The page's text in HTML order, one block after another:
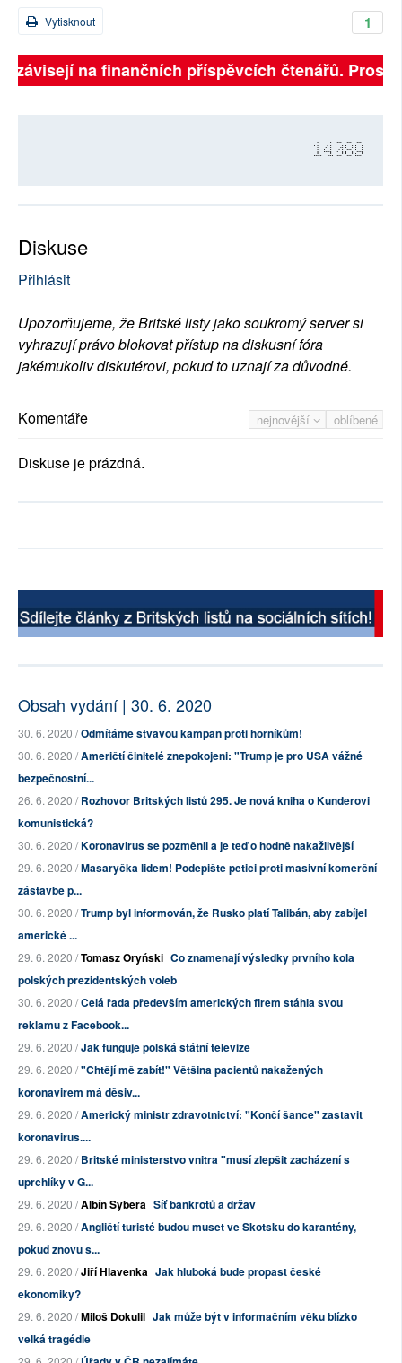
1
Vytisknout
na finančních příspěvcích čtenářů.
14089
Diskuse
Přihlásit
Upozorňujeme, že Britské listy jako soukromý server si
vyhrazují právo blokovat přístup na diskusní fóra
jakémukoliv diskutérovi, pokud to uznají za důvodné.
nejnovější oblíbené
Komentáře
Diskuse je prázdná.
Obsah vydání | 30. 6. 2020
30. 6. 2020 /Odmítáme štvavou kampaň proti horníkům!
30. 6. 2020 /Američtí činitelé znepokojeni: "Trump je pro USA vážné
bezpečnostní...
26. 6. 2020 /Rozhovor Britských listů 295. Je nová kniha o Kunderovi
komunistická?
30. 6. 2020 /Koronavirus se pozměnil a je teď o hodně nakažlivější
29. 6. 2020 /Masaryčka lidem! Podepište petici proti masivní komerční
zástavbě p...
30. 6. 2020 /Trump byl informován, že Rusko platí Talibán, aby zabíjel
americké ...
29. 6. 2020 /Tomasz Oryński Co znamenají výsledky prvního kola
polských prezidentských voleb
30. 6. 2020 /Celá řada především amerických firem stáhla svou
reklamu z Facebook...
29. 6. 2020 /Jak funguje polská státní televize
29. 6. 2020 /"Chtějí mě zabít!" Většina pacientů nakažených
koronavirem má děsiv...
29. 6. 2020 /Americký ministr zdravotnictví: "Končí šance" zastavit
koronavirus....
29. 6. 2020 /Britské ministerstvo vnitra "musí zlepšit zacházení s
uprchlíky v G...
29. 6. 2020 /Albín Sybera Síť bankrotů a držav
29. 6. 2020 /Angličtí turisté budou muset ve Skotsku do karantény,
pokud znovu s...
29. 6. 2020 /Jiří Hlavenka Jak hluboká bude propast české
ekonomiky?
29. 6. 2020 /Miloš Dokulil Jak může být v informačním věku blízko
velká tragédie